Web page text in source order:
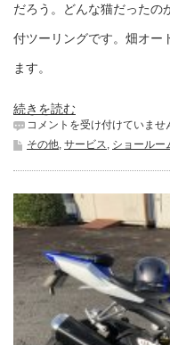
だろう。どんな猫だったの
付ツーリングです。畑オー
ます。
続きを読む
い
つ
来
た
だ
ろ
う？
コメントを受け付けていませ
その他 サービス ショールー